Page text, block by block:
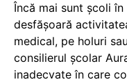
Încă mai sunt școli
desfășoară
medical, pe holuri
consilierul școlar
inadecvate în care